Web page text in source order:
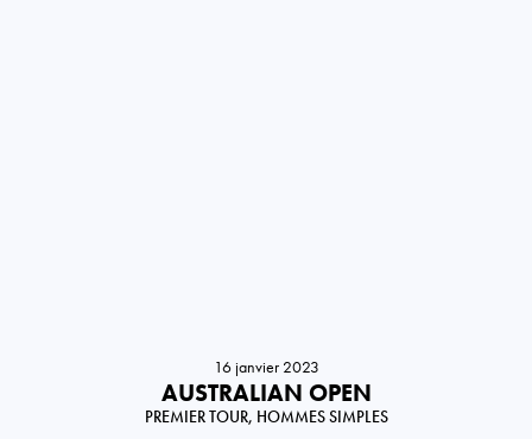
16 janvier 2023
AUSTRALIAN OPEN
PREMIER TOUR, HOMMES SIMPLES